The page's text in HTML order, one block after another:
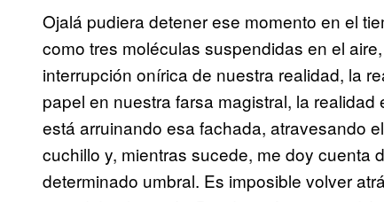
Ojalá pudiera detener ese momento en el
como tres moléculas suspendidas en el
interrupción onírica de nuestra realidad, la
papel en nuestra farsa magistral, la
está arruinando esa fachada, atravesando
cuchillo y, mientras sucede, me doy cuenta
determinado umbral. Es imposible volver